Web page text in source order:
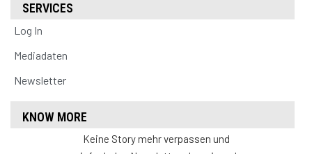
SERVICES
Log In
Mediadaten
Newsletter
KNOW MORE
Keine Story mehr verpassen und